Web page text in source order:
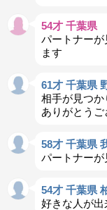
54才 千葉県
パートナー
ます
61才 千葉県
相手が見つか
ありがとう
58才 千葉県
パートナー
54才 千葉県
好きな人が出